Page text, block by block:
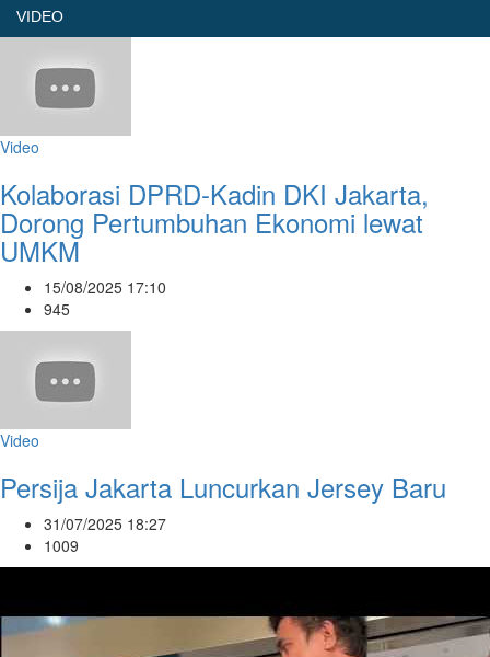
VIDEO
Video
Kolaborasi DPRD-Kadin DKI Jakarta,
Dorong Pertumbuhan Ekonomi lewat
UMKM
15/08/2025 17:10
945
Video
Persija Jakarta Luncurkan Jersey Baru
31/07/2025 18:27
1009